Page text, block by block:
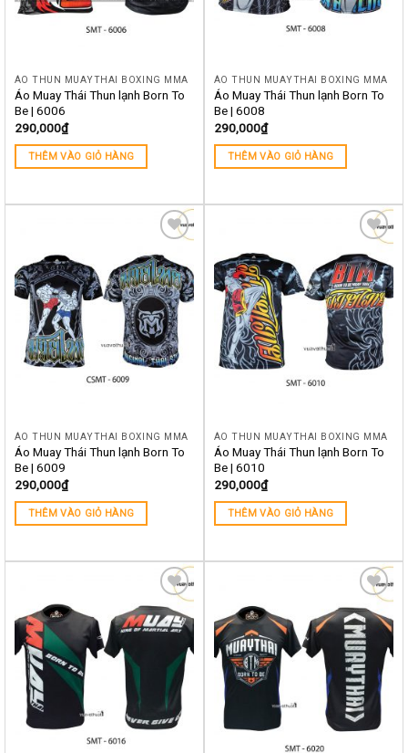
ÁO THUN MUAYTHAI BOXING MMA
Áo Muay Thái Thun lạnh Born To
Be | 6006
290,000₫
THÊM VÀO GIỎ HÀNG
ÁO THUN MUAYTHAI BOXING MMA
Áo Muay Thái Thun lạnh Born To
Be | 6008
290,000₫
THÊM VÀO GIỎ HÀNG
thích
ÁO THUN MUAYTHAI BOXING MMA
Áo Muay Thái Thun lạnh Born To
Be | 6009
290,000₫
THÊM VÀO GIỎ HÀNG
Yêu
thích
ÁO THUN MUAYTHAI BOXING MMA
Áo Muay Thái Thun lạnh Born To
Be | 6010
290,000₫
THÊM VÀO GIỎ HÀNG
Yêu
thích
Yêu
thích